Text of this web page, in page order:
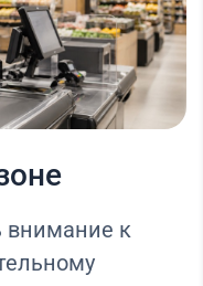
внимание к